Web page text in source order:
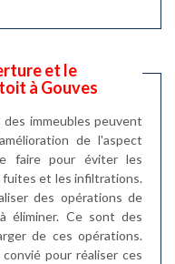
et le
à Gouves
immeubles peuvent
de l'aspect
faire pour éviter les
fuites et les infiltrations.
des opérations de
éliminer. Ce sont des
de ces opérations.
pour réaliser ces